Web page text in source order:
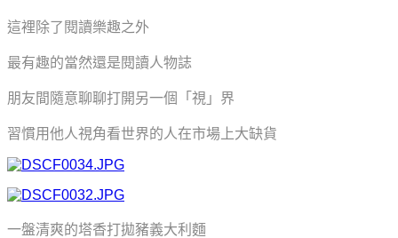
這裡除了閱讀樂趣之外
最有趣的當然還是閱讀人物誌
朋友間隨意聊聊打開另一個「視」界
習慣用他人視角看世界的人在市場上大缺貨
一盤清爽的塔香打拋豬義大利麵